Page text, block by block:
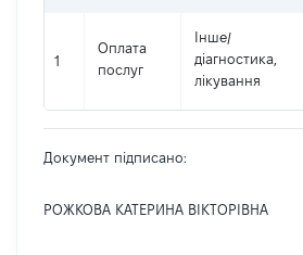
1
Оплата
послуг
Інше/
діагностика,
лікування
Документ підписано:
РОЖКОВА КАТЕРИНА ВІКТОРІВНА